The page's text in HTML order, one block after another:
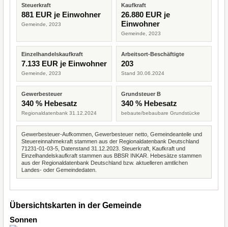
Steuerkraft
881 EUR je Einwohner
Gemeinde, 2023
Kaufkraft
26.880 EUR je
Einwohner
Gemeinde, 2023
Einzelhandelskaufkraft
7.133 EUR je Einwohner
Gemeinde, 2023
Arbeitsort-Beschäftigte
203
Stand 30.06.2024
Gewerbesteuer
340 % Hebesatz
Regionaldatenbank 31.12.2024
Grundsteuer B
340 % Hebesatz
bebaute/bebaubare Grundstücke
Gewerbesteuer-Aufkommen, Gewerbesteuer netto, Gemeindeanteile und
Steuereinnahmekraft stammen aus der Regionaldatenbank Deutschland
71231-01-03-5, Datenstand 31.12.2023. Steuerkraft, Kaufkraft und
Einzelhandelskaufkraft stammen aus BBSR INKAR. Hebesätze stammen
aus der Regionaldatenbank Deutschland bzw. aktuelleren amtlichen
Landes- oder Gemeindedaten.
Übersichtskarten in der Gemeinde
Sonnen